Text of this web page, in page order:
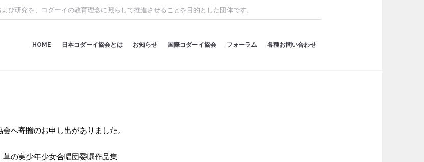
び研究を、コダーイの教育理念に照らして推進させることを目的とした団体です。
HOME 日本コダーイ協会とは お知らせ 国際コダーイ協会 フォーラム 各種お問い合わせ
へ寄贈のお申し出がありました。
草の実少年少女合唱団委嘱作品集